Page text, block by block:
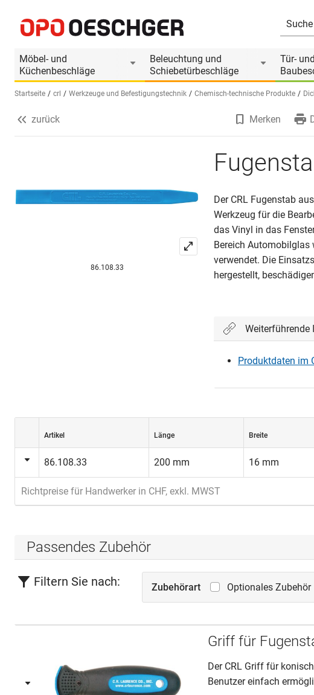
Möbel- und
Küchenbeschläge
Beleuchtung und
Schiebetürbeschläge
Tür- und
Sprache wählen (DE)
Startseite crl Werkzeuge und Befestigungstechnik Chemisch-technische Produkte
Produktinformationen
Passendes Zubehör
zurück Merken
86.108.33
Der CRL Fugenstab
Werkzeug für die
das Vinyl in das
Bereich Automobilglas
verwendet. Die
hergestellt,
Weiterführende
Produktdaten im
Artikel Länge Breite
86.108.33 200 mm 16 mm
Richtpreise für Handwerker in CHF, exkl. MWST
Passendes Zubehör
Filtern Sie nach: Zubehörart Optionales Zubehör
Griff für
Der CRL Griff für
Benutzer einfach